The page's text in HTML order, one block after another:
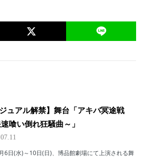
ジュアル解禁】舞台「アキバ冥途戦
喰い倒れ狂騒曲～」
6日(水)～10日(日)、博品館劇場にて上演される舞